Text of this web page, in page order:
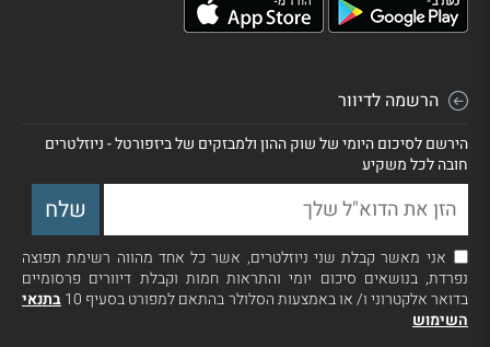
הרשמה לדיוור
הירשם לסיכום היומי של שוק ההון ולמבזקים של ביזפורטל - ניוזלטרים
חובה לכל משקיע
אני מאשר קבלת שני ניוזלטרים, אשר כל אחד מהווה רשימת תפוצה
נפרדת, בנושאים סיכום יומי והתראות חמות וקבלת דיוורים פרסומיים
בדואר אלקטרוני ו/ או באמצעות הסלולר בהתאם למפורט בסעיף 10
בתנאי
השימוש